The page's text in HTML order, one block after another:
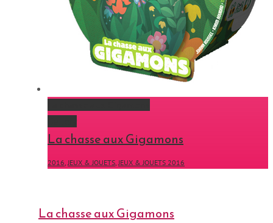
La chasse aux Gigamons
2016,JEUX & JOUETS,JEUX & JOUETS 2016
La chasse aux Gigamons